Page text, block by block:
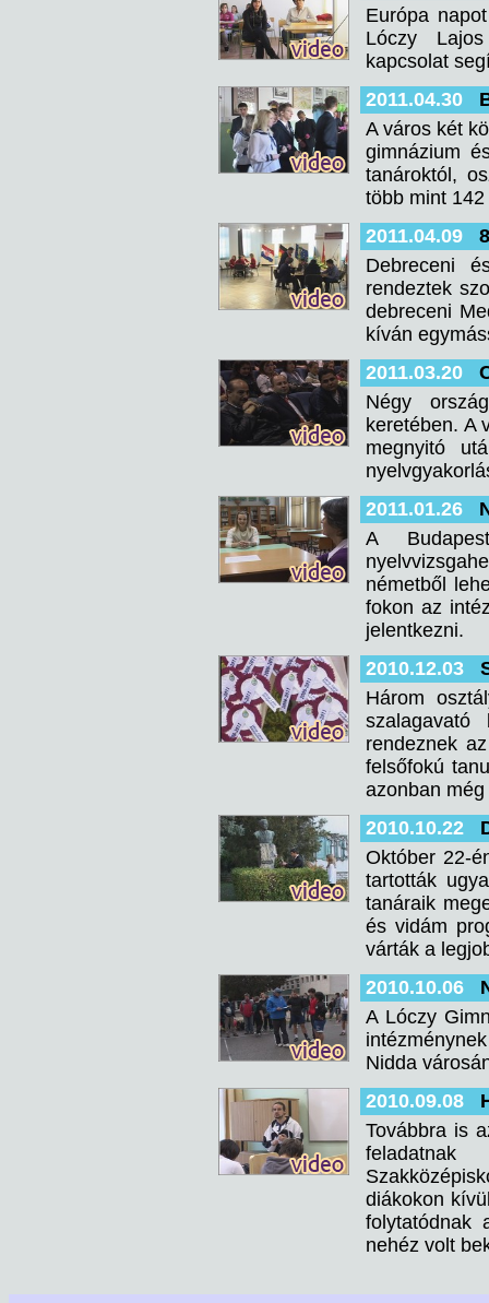
Európa
Lóczy
kapcsolat
2011.04.30
A város két
gimnázium
tanároktól,
több mint
2011.04.09
Debreceni
rendeztek
debreceni
kíván
2011.03.20
Négy
keretében. A
megnyitó
2011.01.26
A
németből
fokon az
jelentkezni.
2010.12.03
Három
rendeznek
felsőfokú
azonban
2010.10.22
Október 22-
tartották
tanáraik
és vidám
várták a
2010.10.06
A Lóczy
Nidda
2010.09.08
Továbbra is
diákokon
folytatódnak
nehéz volt